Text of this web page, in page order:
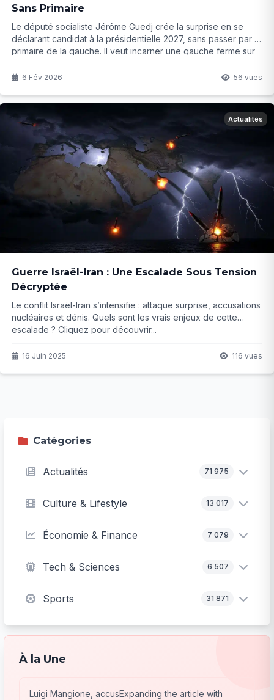
Sans Primaire
Le député socialiste Jérôme Guedj crée la surprise en se
déclarant candidat à la présidentielle 2027, sans passer par la
primaire de la gauche. Il veut incarner une gauche ferme sur
au RN ?
6 Fév 2026 56 vues
Actualités
Guerre Israël-Iran : Une Escalade Sous Tension
Décryptée
Le conflit Israël-Iran s’intensifie : attaque surprise, accusations
nucléaires et dénis. Quels sont les vrais enjeux de cette
escalade ? Cliquez pour découvrir...
16 Juin 2025 116 vues
Catégories
Actualités 71 975
Culture & Lifestyle 13 017
Économie & Finance 7 079
Tech & Sciences 6 507
Sports 31 871
À la Une
Luigi Mangione, accusExpanding the article with